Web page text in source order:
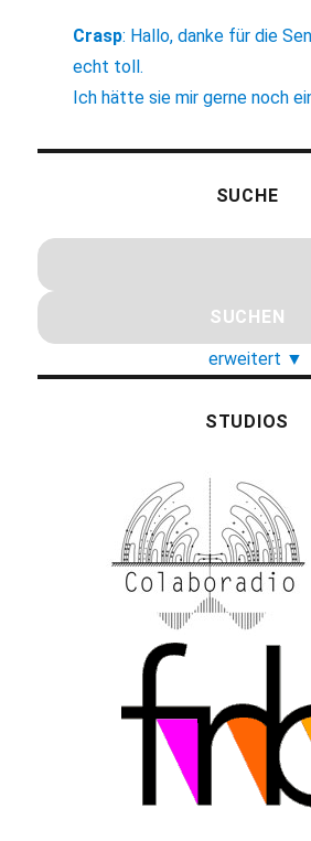
Crasp: Hallo, danke für die
echt toll.
Ich hätte sie mir gerne noch
SUCHE
erweitert ▼
STUDIOS